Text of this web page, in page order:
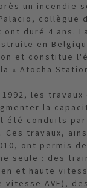
un incendie
collègue
ont duré 4 ans.
en
et constitue
« Atocha
les
la
été conduits
Ces travaux,
ont permis
seule : des
et haute
vitesse AVE),